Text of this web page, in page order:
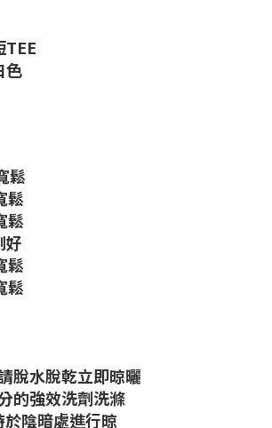
TEE
色
鬆
鬆
鬆
好
鬆
鬆
脫水脫乾立即晾曬
的強效洗劑洗滌
陰暗處進行晾